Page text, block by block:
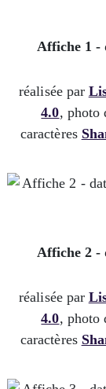
Affiche 1 -
réalisée par
4.0, photo
caractères
Affiche 2 -
réalisée par
4.0, photo
caractères